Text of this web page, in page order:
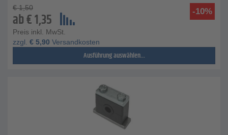
-10%
€ 1,50
ab€1,35
Preis inkl. MwSt.
zzgl. € 5,90 Versandkosten
Ausführung auswählen...